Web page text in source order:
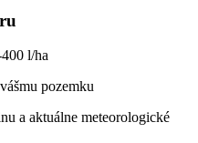
l/ha
pozemku
a aktuálne meteorologické